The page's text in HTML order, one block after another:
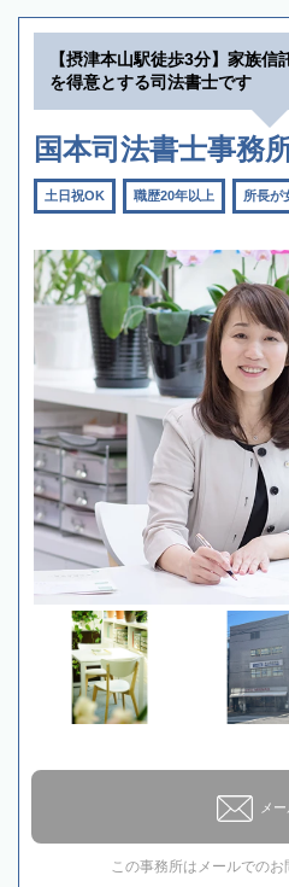
【摂津本山駅徒歩3分】家族信
を得意とする司法書士です
国本司法書士事務
土日祝OK 職歴20年以上 所長が
メ
この事務所はメールでのお